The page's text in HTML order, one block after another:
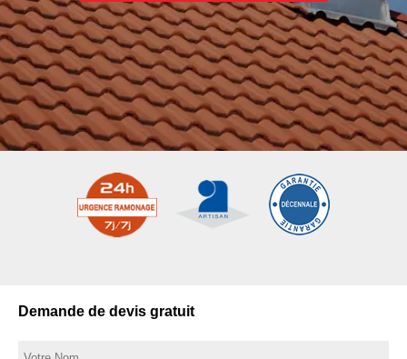
Demande de devis gratuit